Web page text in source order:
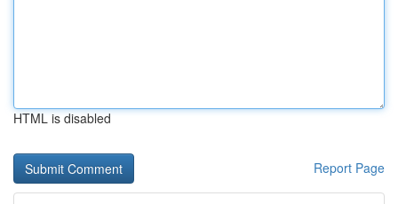
HTML is disabled
Report Page